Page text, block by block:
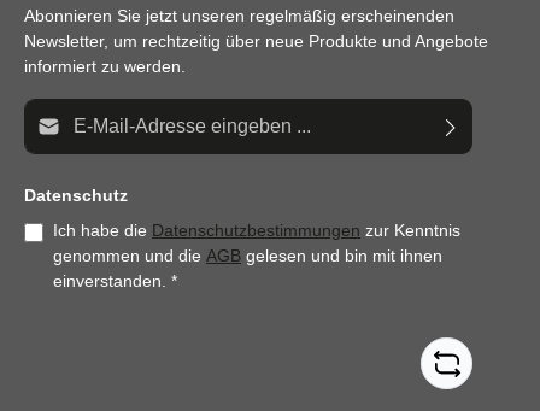
Abonnieren Sie jetzt unseren regelmäßig erscheinenden
Newsletter, um rechtzeitig über neue Produkte und Angebote
informiert zu werden.
E-Mail-Adresse*
Datenschutz
Ich habe die Datenschutzbestimmungen zur Kenntnis
genommen und die AGB gelesen und bin mit ihnen
einverstanden. *